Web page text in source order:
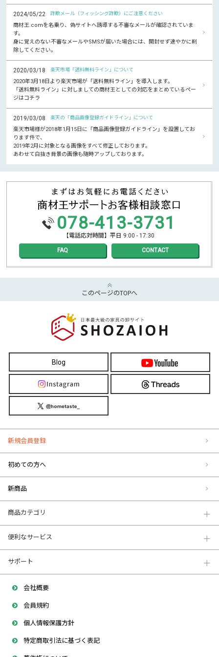
2024/05/22 詐欺メール（フィッシング詐欺）にご注意ください
商材王.comを名乗り、偽サイトへ誘導する不審なメールが確認されていま
す。
身に覚えのない不審なメールやSMSが届いた場合には、開封せず速やかに削
除してください。
2020/03/18 楽天市場「送料無料ライン」について
2020年3月18日より楽天市場が「送料無料ライン」を導入します。
「送料無料ライン」に対しましての商材王としての対応をまとめているペー
ジはコチラ
2019/03/08 楽天の「商品画像登録ガイドライン」について
楽天市場様が2018年1月15日に「商品画像登録ガイドライン」を設置してお
ります件で、
2019年2月に対象となる画像をすべて修正しております。
あわせて白抜き背景の画像も随時アップしております。
078-413-3731
【電話応対時間】平日 9:00 - 17:30
FAQ CONTACT
このページのTOPへ
Blog
新規会員登録
初めての方へ
新商品
商品カテゴリ
便利なサービス
サポート
会社概要
会員規約
個人情報保護方針
特定商取引法に基づく表記